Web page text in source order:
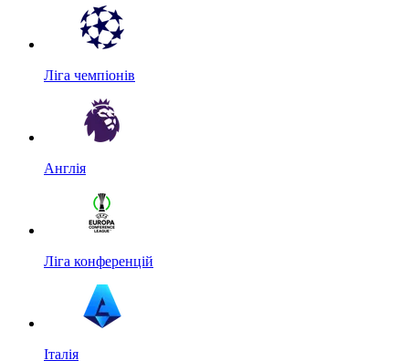
Ліга чемпіонів
Англія
Ліга конференцій
Італія